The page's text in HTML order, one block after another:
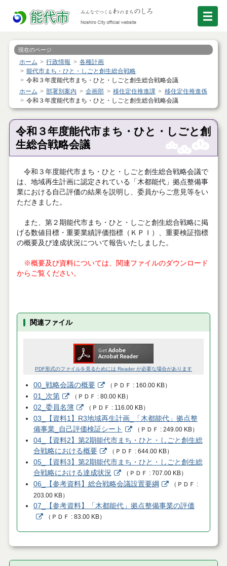
現在のページ
ホーム 行政情報
各種計画
能代市まち・ひと・しごと創生総合戦略
令和３年度能代市まち・ひと・しごと創生総合戦略会議
ホーム
部署別案内 企画部 移住定住推進課
移住定住推進係
令和３年度能代市まち・ひと・しごと創生総合戦略会議
令和３年度能代市まち・ひと・しごと創
生総合戦略会議
令和３年度能代市まち・ひと・しごと創生総合戦略会議で
は、地域再生計画に認定されている「木都能代」拠点整備事
業における自己評価の結果を説明し、委員からご意見等をい
ただきました。
また、第２期能代市まち・ひと・しごと創生総合戦略に掲
げる数値目標・重要業績評価指標（ＫＰＩ）、重要検証指標
の概要及び達成状況について報告いたしました。
※概要及び資料については、関連ファイルのダウンロード
からご覧ください。
関連ファイル
PDF形式のファイルを見るためには Reader が必要な場合があります
00_戦略会議の概要 （ ＰＤＦ 160.00 KB）
01_次第 （ ＰＤＦ 80.00 KB）
02_委員名簿 （ ＰＤＦ 116.00 KB）
03_【資料1】R3地域再生計画_「木都能代」拠点整
備事業_自己評価検証シート
（ ＰＤＦ 249.00 KB）
04_【資料2】第2期能代市まち・ひと・しごと創生総
合戦略における概要
（ ＰＤＦ 644.00 KB）
05_【資料3】第2期能代市まち・ひと・しごと創生総
合戦略における達成状況
（ ＰＤＦ 707.00 KB）
06_【参考資料】総合戦略会議設置要綱 （ ＰＤＦ
203.00 KB）
07_【参考資料】「木都能代」拠点整備事業の評価
（ ＰＤＦ 83.00 KB）